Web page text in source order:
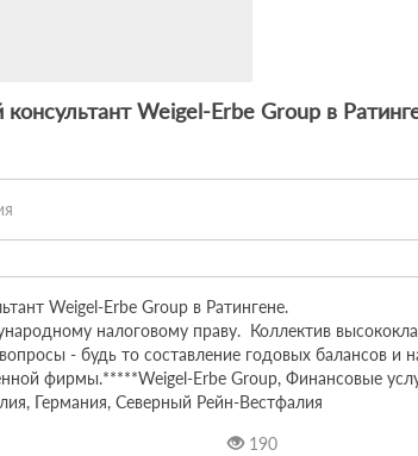
Weigel-Erbe Group в
Weigel-Erbe Group в Ратингене.
налоговому праву.  Коллектив
- будь то составление годовых балансов и
фирмы.*****Weigel-Erbe Group, Финансовые
Германия, Северный Рейн-Вестфалия
190